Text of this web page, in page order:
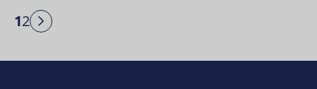
12 Next